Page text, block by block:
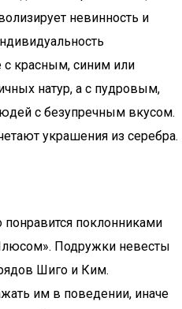
невинность и
с красным, синим или
натур, а с пудровым,
с безупречным вкусом.
украшения из серебра.
понравится поклонниками
Подружки невесты
Шиго и Ким.
им в поведении, иначе